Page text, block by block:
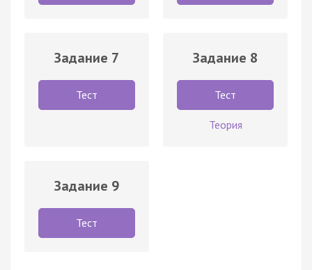
Задание 7
Тест
Задание 8
Тест
Теория
Задание 9
Тест